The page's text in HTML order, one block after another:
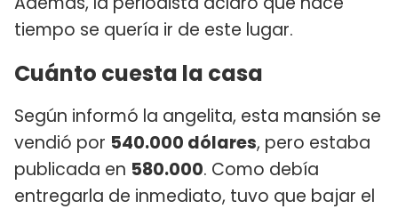
tiempo se quería ir de este lugar.
Cuánto cuesta la casa
Según informó la angelita, esta mansión se
vendió por 540.000 dólares, pero estaba
publicada en 580.000. Como debía
entregarla de inmediato, tuvo que bajar el